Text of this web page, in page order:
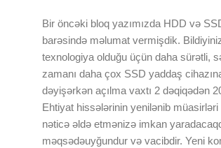
Bir öncəki bloq yazımızda HDD və
barəsində məlumat vermişdik.
texnologiya olduğu üçün daha sürətli,
zamanı daha çox SSD yaddaş
dəyişərkən açılma vaxtı 2 dəqiqədən
Ehtiyat hissələrinin yenilənib
nəticə əldə etmənizə imkan
məqsədəuyğundur və vacibdir. Yeni